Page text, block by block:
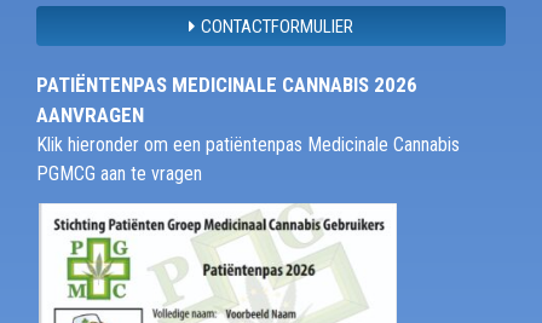
CONTACTFORMULIER
PATIËNTENPAS MEDICINALE CANNABIS 2026
AANVRAGEN
Klik hieronder om een patiëntenpas Medicinale Cannabis
PGMCG aan te vragen